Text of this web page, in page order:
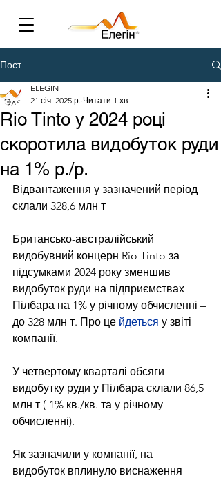
Пост
Rio Tinto у 2024 році
скоротила видобуток руди
на 1% р./р.
ELEGIN
21 січ. 2025 р. Читати 1 хв
Відвантаження у зазначений період
склали 328,6 млн т
Британсько-австралійський
видобувний концерн Rio Tinto за
підсумками 2024 року зменшив
видобуток руди на підприємствах
Пілбара на 1% у річному обчисленні –
до 328 млн т. Про це йдеться у звіті
компанії.
У четвертому кварталі обсяги
видобутку руди у Пілбара склали 86,5
млн т (-1% кв./кв. та у річному
обчисленні).
Як зазначили у компанії, на
видобуток вплинуло виснаження